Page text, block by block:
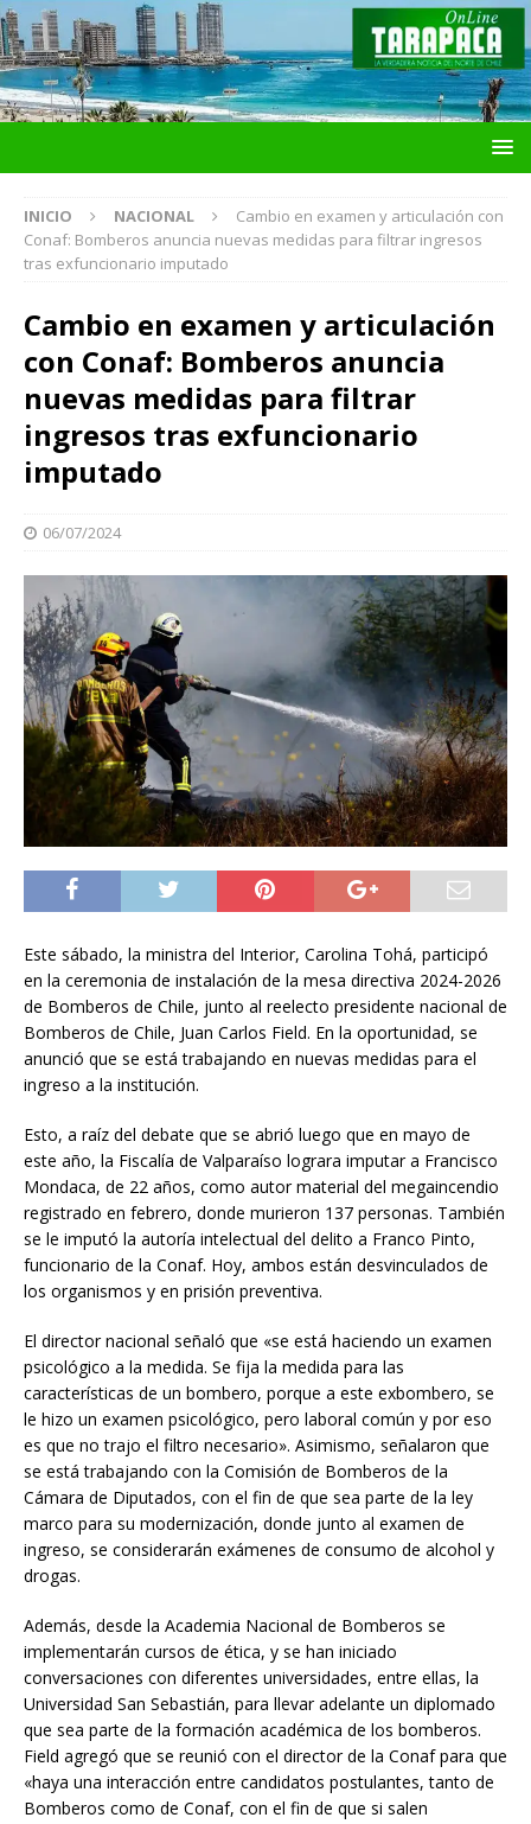
INICIO NACIONAL
Cambio en examen y articulación con
Conaf: Bomberos anuncia nuevas medidas para filtrar ingresos
tras exfuncionario imputado
Cambio en examen y articulación
con Conaf: Bomberos anuncia
nuevas medidas para filtrar
ingresos tras exfuncionario
imputado
06/07/2024
Este sábado, la ministra del Interior, Carolina Tohá, participó
en la ceremonia de instalación de la mesa directiva 2024-2026
de Bomberos de Chile, junto al reelecto presidente nacional de
Bomberos de Chile, Juan Carlos Field. En la oportunidad, se
anunció que se está trabajando en nuevas medidas para el
ingreso a la institución.
Esto, a raíz del debate que se abrió luego que en mayo de
este año, la Fiscalía de Valparaíso lograra imputar a Francisco
Mondaca, de 22 años, como autor material del megaincendio
registrado en febrero, donde murieron 137 personas. También
se le imputó la autoría intelectual del delito a Franco Pinto,
funcionario de la Conaf. Hoy, ambos están desvinculados de
los organismos y en prisión preventiva.
El director nacional señaló que «se está haciendo un examen
psicológico a la medida. Se fija la medida para las
características de un bombero, porque a este exbombero, se
le hizo un examen psicológico, pero laboral común y por eso
es que no trajo el filtro necesario». Asimismo, señalaron que
se está trabajando con la Comisión de Bomberos de la
Cámara de Diputados, con el fin de que sea parte de la ley
marco para su modernización, donde junto al examen de
ingreso, se considerarán exámenes de consumo de alcohol y
drogas.
Además, desde la Academia Nacional de Bomberos se
implementarán cursos de ética, y se han iniciado
conversaciones con diferentes universidades, entre ellas, la
Universidad San Sebastián, para llevar adelante un diplomado
que sea parte de la formación académica de los bomberos.
Field agregó que se reunió con el director de la Conaf para que
«haya una interacción entre candidatos postulantes, tanto de
Bomberos como de Conaf, con el fin de que si salen